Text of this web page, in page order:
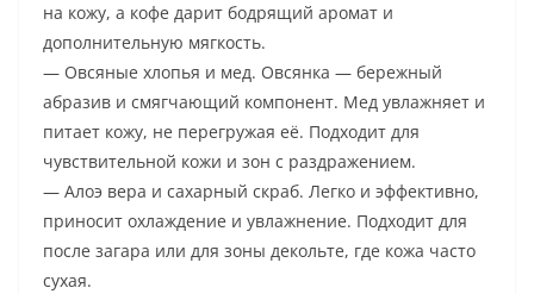
на кожу, а кофе дарит бодрящий аромат и
дополнительную мягкость.
— Овсяные хлопья и мед. Овсянка — бережный
абразив и смягчающий компонент. Мед увлажняет и
питает кожу, не перегружая её. Подходит для
чувствительной кожи и зон с раздражением.
— Алоэ вера и сахарный скраб. Легко и эффективно,
приносит охлаждение и увлажнение. Подходит для
после загара или для зоны декольте, где кожа часто
сухая.